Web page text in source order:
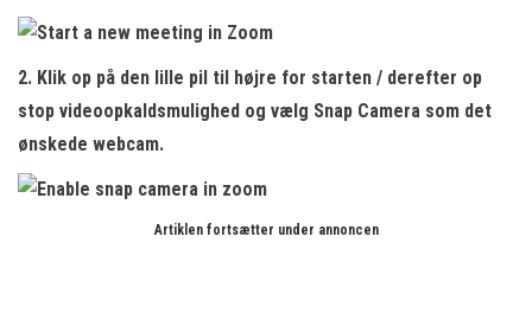
2. Klik op på den lille pil til højre for starten / derefter op
stop videoopkaldsmulighed og vælg Snap Camera som det
ønskede webcam.
Artiklen fortsætter under annoncen